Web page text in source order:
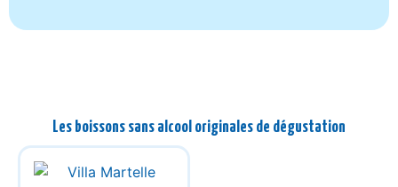
Les boissons sans alcool originales de dégustation